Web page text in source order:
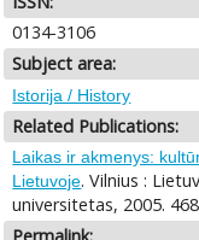
0134-3106
Subject area:
Istorija / History
Related Publications:
Laikas ir akmenys:
Lietuvoje. Vilnius :
universitetas, 2005.